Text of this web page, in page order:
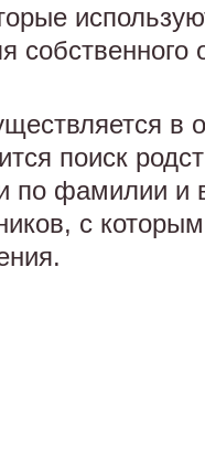
собственного
в
поиск
по фамилии и
с